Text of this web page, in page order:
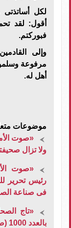
لكل
أقول: لقد
فبوركتم.
وإلى
مرفوعة
أهل له.
موضوعات
ولا تزال
رئيس تحرير
فى صناعة
«تاج
بالعدد 1000 (صور)